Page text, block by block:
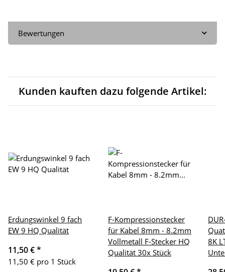
Bewertungen
Kunden kauften dazu folgende Artikel:
Erdungswinkel 9 fach
EW 9 HQ Qualität
11,50 €*
11,50 € pro 1 Stück
F-Kompressionstecker
für Kabel 8mm - 8.2mm
Vollmetall F-Stecker HQ
Qualität 30x Stück
8K